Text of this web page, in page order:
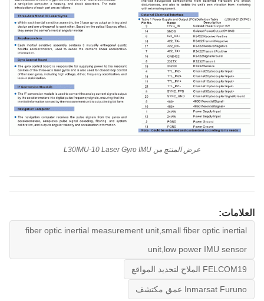
عرض المنتج من L30IMU-10 Laser Gyro IMU
العلامات:
fiber optic inertial measurement unit,small fiber optic inertial
unit,low power IMU sensor
FELCOM19 الملاح لتحديد المواقع
Inmarsat Furuno عمق مكتشف